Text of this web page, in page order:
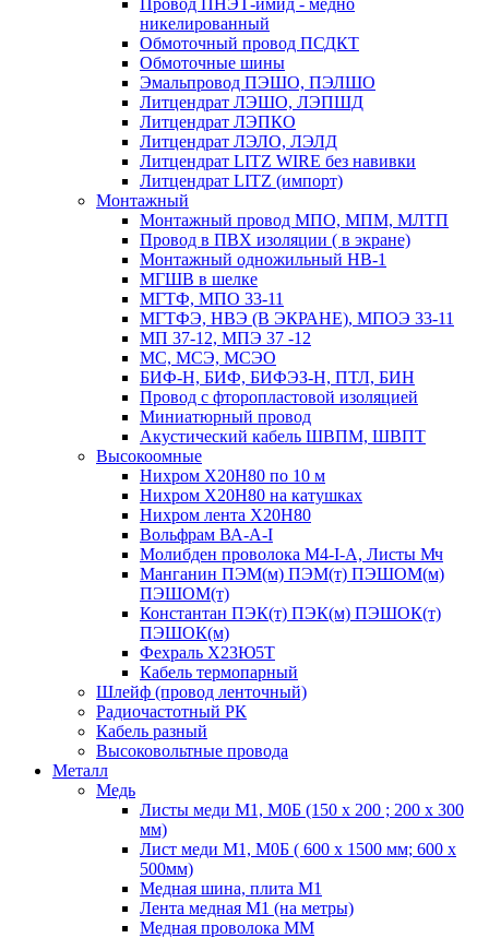
Провод ПНЭТ-имид - медно
никелированный
Обмоточный провод ПСДКТ
Обмоточные шины
Эмальпровод ПЭШО, ПЭЛШО
Литцендрат ЛЭШО, ЛЭПШД
Литцендрат ЛЭПКО
Литцендрат ЛЭЛО, ЛЭЛД
Литцендрат LITZ WIRE без навивки
Литцендрат LITZ (импорт)
Монтажный
Монтажный провод МПО, МПМ, МЛТП
Провод в ПВХ изоляции ( в экране)
Монтажный одножильный HB-1
МГШВ в шелке
МГТФ, МПО 33-11
МГТФЭ, НВЭ (В ЭКРАНЕ), МПОЭ 33-11
МП 37-12, МПЭ 37 -12
МС, МСЭ, МСЭО
БИФ-Н, БИФ, БИФЭЗ-Н, ПТЛ, БИН
Провод с фторопластовой изоляцией
Миниатюрный провод
Акустический кабель ШВПМ, ШВПТ
Высокоомные
Нихром Х20Н80 по 10 м
Нихром Х20Н80 на катушках
Нихром лента Х20Н80
Вольфрам ВА-А-I
Молибден проволока М4-I-А, Листы Мч
Манганин ПЭМ(м) ПЭМ(т) ПЭШОМ(м)
ПЭШОМ(т)
Константан ПЭК(т) ПЭК(м) ПЭШОК(т)
ПЭШОК(м)
Фехраль Х23Ю5Т
Кабель термопарный
Шлейф (провод ленточный)
Радиочастотный РК
Кабель разный
Высоковольтные провода
Металл
Медь
Листы меди М1, М0Б (150 х 200 ; 200 х 300
мм)
Лист меди М1, М0Б ( 600 х 1500 мм; 600 х
500мм)
Медная шина, плита М1
Лента медная М1 (на метры)
Медная проволока ММ